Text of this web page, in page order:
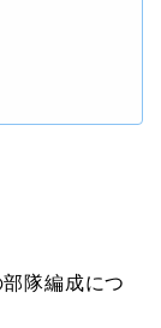
隊編成につ